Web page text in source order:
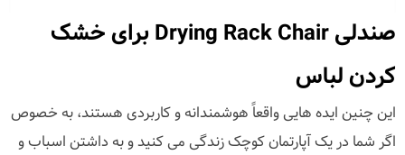
صندلی Drying Rack Chair برای خشک
کردن لباس
این چنین ایده هایی واقعاً هوشمندانه و کاربردی هستند، به خصوص
اگر شما در یک آپارتمان کوچک زندگی می کنید و به داشتن اسباب و